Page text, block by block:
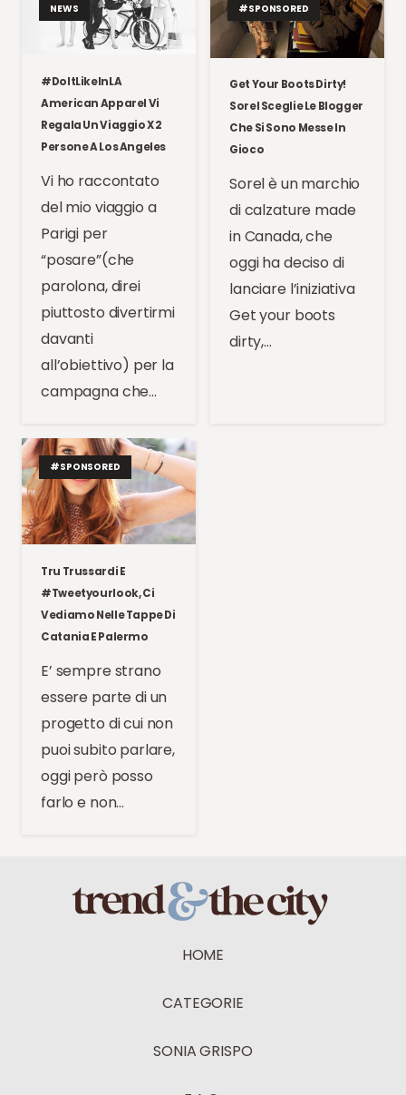
NEWS
#DoItLikeInLA
American Apparel Vi
Regala Un Viaggio X 2
Persone A Los Angeles
Vi ho raccontato
del mio viaggio a
Parigi per
“posare”(che
parolona, direi
piuttosto divertirmi
davanti
all’obiettivo) per la
campagna che…
#SPONSORED
Get Your Boots Dirty!
Sorel Sceglie Le Blogger
Che Si Sono Messe In
Gioco
Sorel è un marchio
di calzature made
in Canada, che
oggi ha deciso di
lanciare l’iniziativa
Get your boots
dirty,…
#SPONSORED
Tru Trussardi E
#tweetyourlook, Ci
Vediamo Nelle Tappe Di
Catania E Palermo
E’ sempre strano
essere parte di un
progetto di cui non
puoi subito parlare,
oggi però posso
farlo e non…
HOME
CATEGORIE
SONIA GRISPO